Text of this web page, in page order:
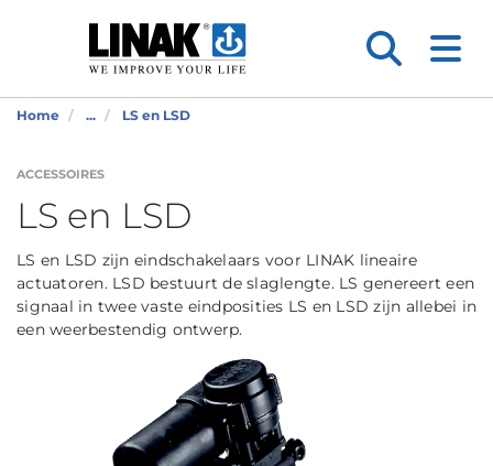
Home ... LS en LSD
ACCESSOIRES
LS en LSD
LS en LSD zijn eindschakelaars voor LINAK lineaire
actuatoren. LSD bestuurt de slaglengte. LS genereert een
signaal in twee vaste eindposities LS en LSD zijn allebei in
een weerbestendig ontwerp.